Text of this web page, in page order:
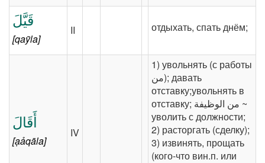
قَيَّلَ
[qaỹla]
II отдыхать, спать днём;
أَقَالَ
[ạảqāla]
IV
1) увольнять (с работы
отставку;увольнять в
отставку; ‎‫من الوظيفة‬‎ ~
уволить с должности;
2) расторгать (сделку);
3) извинять, прощать
(кого-что вин.п. или